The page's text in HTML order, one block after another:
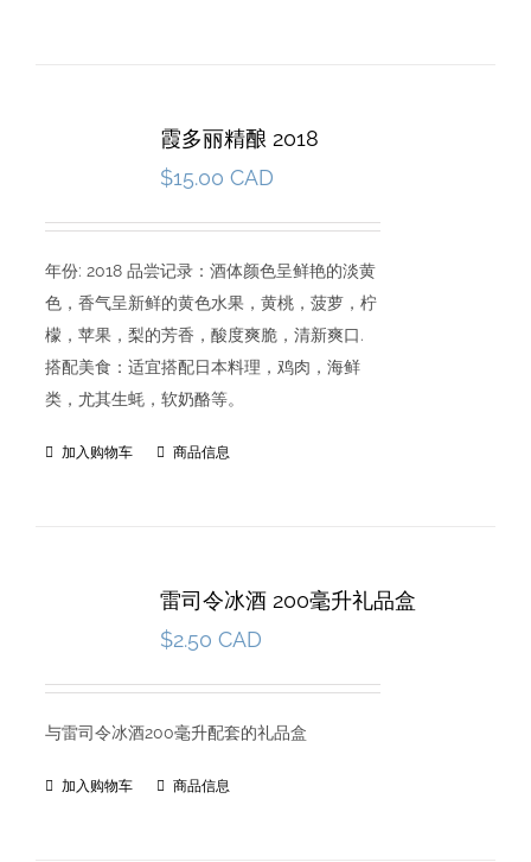
霞多丽精酿 2018
$15.00 CAD
年份: 2018 品尝记录：酒体颜色呈鲜艳的淡黄
色，香气呈新鲜的黄色水果，黄桃，菠萝，柠
檬，苹果，梨的芳香，酸度爽脆，清新爽口.
搭配美食：适宜搭配日本料理，鸡肉，海鲜
类，尤其生蚝，软奶酪等。
加入购物车 商品信息
雷司令冰酒 200毫升礼品盒
$2.50 CAD
与雷司令冰酒200毫升配套的礼品盒
加入购物车 商品信息